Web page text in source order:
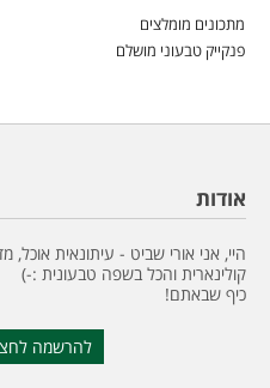
מתכונים מומלצים
פנקייק טבעוני מושלם
אודות
היי, אני אורי שביט - עיתונאית
קולינארית והכל בשפה טבעונית :-)
כיף שבאתם!
להרשמה